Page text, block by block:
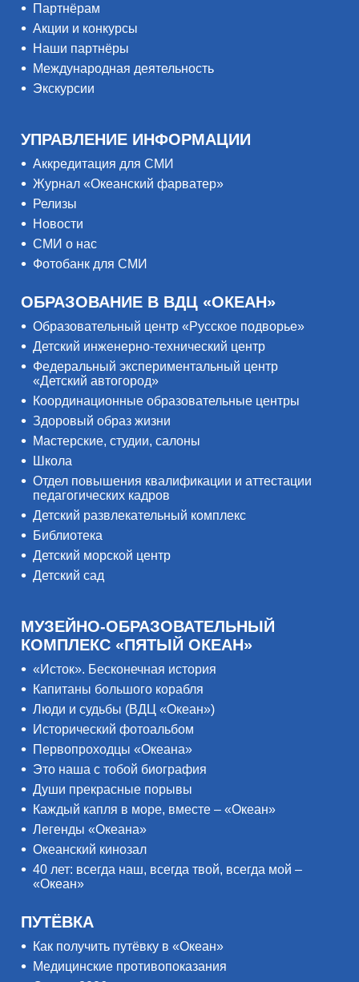
Партнёрам
Акции и конкурсы
Наши партнёры
Международная деятельность
Экскурсии
УПРАВЛЕНИЕ ИНФОРМАЦИИ
Аккредитация для СМИ
Журнал «Океанский фарватер»
Релизы
Новости
СМИ о нас
Фотобанк для СМИ
ОБРАЗОВАНИЕ В ВДЦ «ОКЕАН»
Образовательный центр «Русское подворье»
Детский инженерно-технический центр
Федеральный экспериментальный центр
«Детский автогород»
Координационные образовательные центры
Здоровый образ жизни
Мастерские, студии, салоны
Школа
Отдел повышения квалификации и аттестации
педагогических кадров
Детский развлекательный комплекс
Библиотека
Детский морской центр
Детский сад
МУЗЕЙНО-ОБРАЗОВАТЕЛЬНЫЙ
КОМПЛЕКС «ПЯТЫЙ ОКЕАН»
«Исток». Бесконечная история
Капитаны большого корабля
Люди и судьбы (ВДЦ «Океан»)
Исторический фотоальбом
Первопроходцы «Океана»
Это наша с тобой биография
Души прекрасные порывы
Каждый капля в море, вместе – «Океан»
Легенды «Океана»
Океанский кинозал
40 лет: всегда наш, всегда твой, всегда мой –
«Океан»
ПУТЁВКА
Как получить путёвку в «Океан»
Медицинские противопоказания